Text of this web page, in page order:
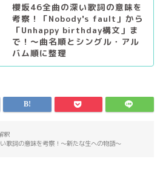
櫻坂46全曲の深い歌詞の意味を
考察！「Nobody's fault」から
「Unhappy birthday構文」ま
で！〜曲名順とシングル・アル
バム順に整理
釈
歌詞の意味を考察！〜新たな生への物語～